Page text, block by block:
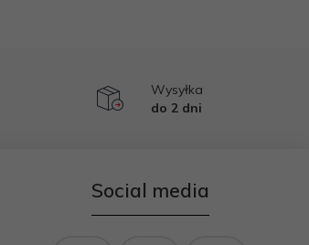
Wysyłka
do 2 dni
Social media